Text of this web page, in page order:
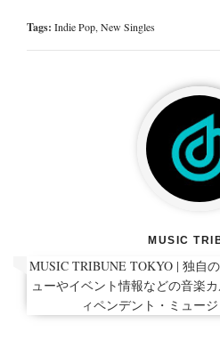
Tags: Indie Pop,New Singles
MUSIC
MUSIC TRIBUNE TOKYO | 独自
ューやイベント情報などの音楽
ィペンデント・ミュージ